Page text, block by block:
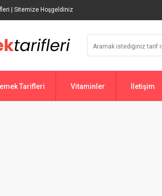
| Sitemize Hoşgeldiniz
Tarifleri Vitaminler İletişim